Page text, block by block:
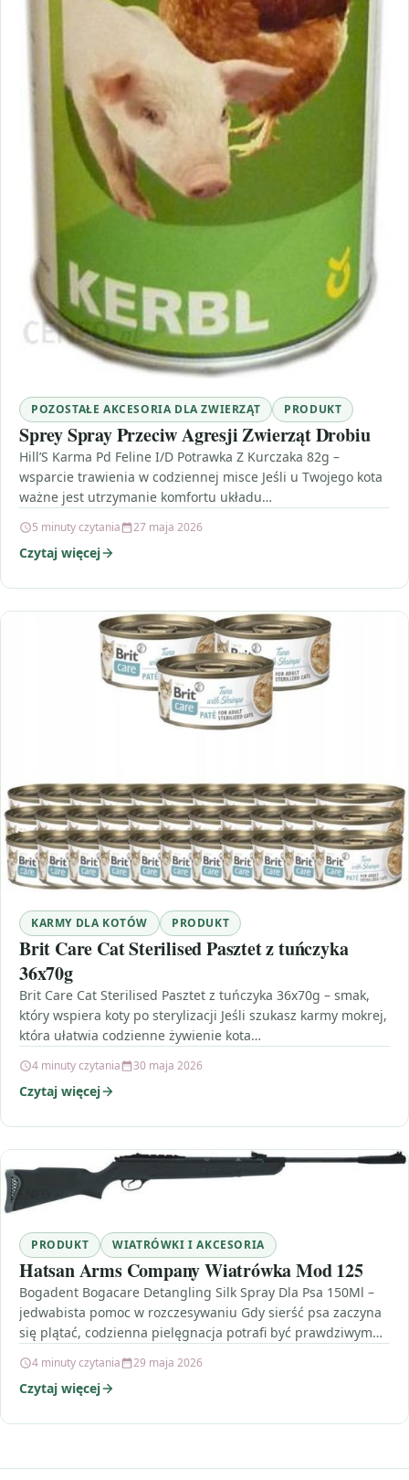
POZOSTAŁE AKCESORIA DLA ZWIERZĄT PRODUKT
Sprey Spray Przeciw Agresji Zwierząt Drobiu
Hill’S Karma Pd Feline I/D Potrawka Z Kurczaka 82g –
wsparcie trawienia w codziennej misce Jeśli u Twojego kota
ważne jest utrzymanie komfortu układu…
5 minuty czytania 27 maja 2026
Czytaj więcej
KARMY DLA KOTÓW PRODUKT
Brit Care Cat Sterilised Pasztet z tuńczyka
36x70g
Brit Care Cat Sterilised Pasztet z tuńczyka 36x70g – smak,
który wspiera koty po sterylizacji Jeśli szukasz karmy mokrej,
która ułatwia codzienne żywienie kota…
4 minuty czytania 30 maja 2026
Czytaj więcej
PRODUKT WIATRÓWKI I AKCESORIA
Hatsan Arms Company Wiatrówka Mod 125
Bogadent Bogacare Detangling Silk Spray Dla Psa 150Ml –
jedwabista pomoc w rozczesywaniu Gdy sierść psa zaczyna
się plątać, codzienna pielęgnacja potrafi być prawdziwym…
4 minuty czytania 29 maja 2026
Czytaj więcej